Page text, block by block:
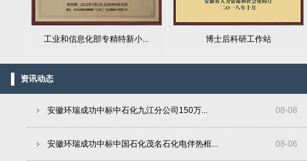
工业和信息化部专精特新小... 博士后科研工作站
资讯动态
08-08
安徽环瑞成功中标中石化九江分公司150万...
08-06
安徽环瑞成功中标中国石化茂名石化电伴热框...